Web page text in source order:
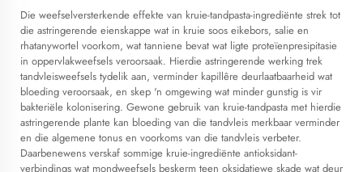
Die weefselversterkende effekte van kruie-tandpasta-ingrediënte strek tot
die astringerende eienskappe wat in kruie soos eikebors, salie en
rhatanywortel voorkom, wat tanniene bevat wat ligte proteïenpresipitasie
in oppervlakweefsels veroorsaak. Hierdie astringerende werking trek
tandvleisweefsels tydelik aan, verminder kapillêre deurlaatbaarheid wat
bloeding veroorsaak, en skep 'n omgewing wat minder gunstig is vir
bakteriële kolonisering. Gewone gebruik van kruie-tandpasta met hierdie
astringerende plante kan bloeding van die tandvleis merkbaar verminder
en die algemene tonus en voorkoms van die tandvleis verbeter.
Daarbenewens verskaf sommige kruie-ingrediënte antioksidant-
verbindings wat mondweefsels beskerm teen oksidatiewe skade wat deur